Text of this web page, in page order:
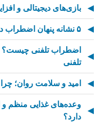
بازی‌های دیجیتالی و
۵ نشانه پنهان اضطراب در مردان که کمتر شناخته شده‌اند
اضطراب تلفنی چیست؟
تلفنی
امید و سلامت روان؛
وعده‌های غذایی منظم و
دارد؟